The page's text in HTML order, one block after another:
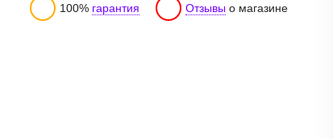
100% гарантия Отзывы о магазине